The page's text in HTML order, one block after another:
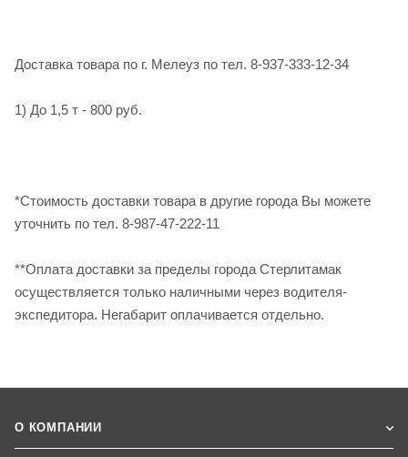
Доставка товара по г. Мелеуз по тел. 8-937-333-12-34
1) До 1,5 т - 800 руб.
*Стоимость доставки товара в другие города Вы можете
уточнить по тел. 8-987-47-222-11
**Оплата доставки за пределы города Стерлитамак
осуществляется только наличными через водителя-
экспедитора. Негабарит оплачивается отдельно.
О КОМПАНИИ